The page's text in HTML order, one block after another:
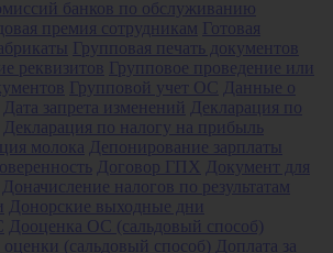
банков по обслуживанию
премия сотрудникам Готовая
Групповая печать документов
реквизитов Групповое проведение или
Групповой учет ОС
Данные о
Дата запрета изменений
Декларация по
Декларация по налогу на прибыль
молока
Депонирование зарплаты
Договор ГПХ
Документ для
Доначисление налогов по результатам
Донорские выходные дни
Дооценка ОС (сальдовый способ)
(сальдовый способ)
Доплата за